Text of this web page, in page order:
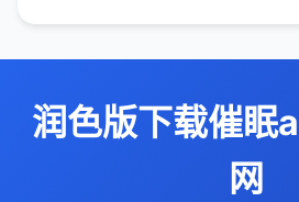
润色版下载催眠
网